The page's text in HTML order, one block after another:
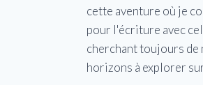
cette aventure où je
pour l'écriture avec
cherchant toujours de
horizons à explorer